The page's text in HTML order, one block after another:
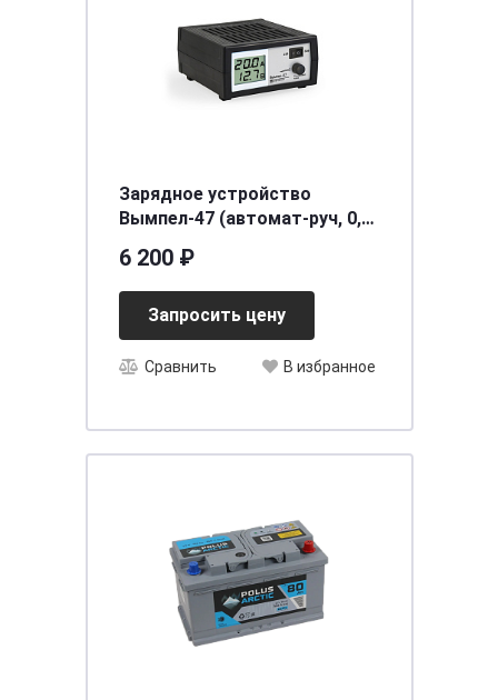
Зарядное устройство
Вымпел-47 (автомат-руч, 0,8-
сегментный ЖК дисплей)
6 200 ₽
Запросить цену
Сравнить В избранное